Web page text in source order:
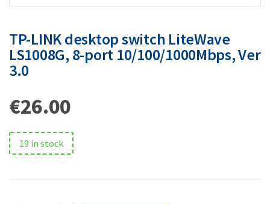
TP-LINK desktop switch LiteWave
LS1008G, 8-port 10/100/1000Mbps, Ver
3.0
€26.00
19 in stock